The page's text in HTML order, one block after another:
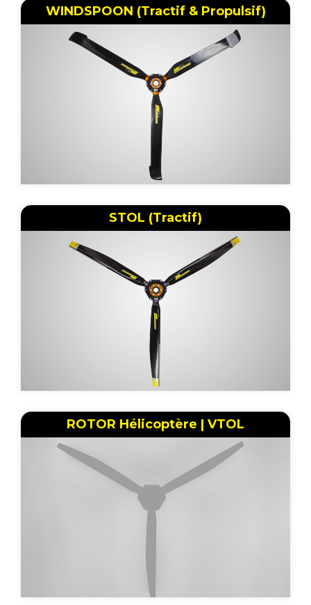
WINDSPOON (Tractif & Propulsif)
STOL (Tractif)
ROTOR Hélicoptère | VTOL